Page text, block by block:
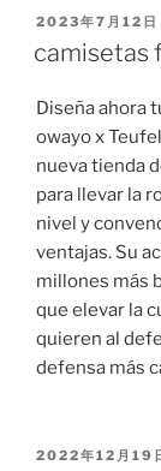
PUBLICADO
2023年7月12日
camisetas
Diseña ahora
owayo x
nueva tienda
para llevar la
nivel y
ventajas. Su
millones más
que elevar la
quieren al
defensa más
PUBLICADO
2022年12月19